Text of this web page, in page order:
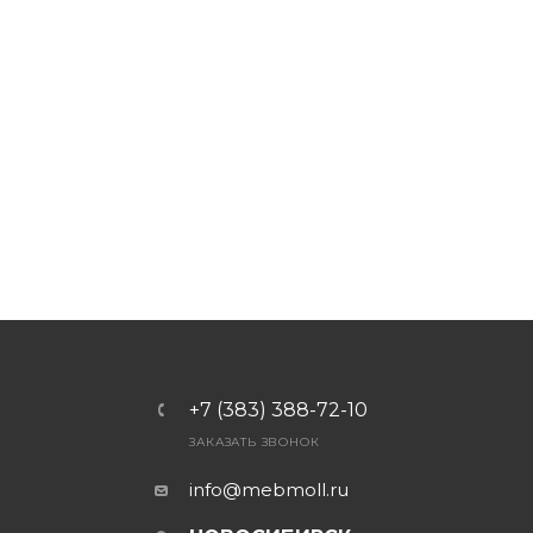
+7 (383) 388-72-10
ЗАКАЗАТЬ ЗВОНОК
info@mebmoll.ru